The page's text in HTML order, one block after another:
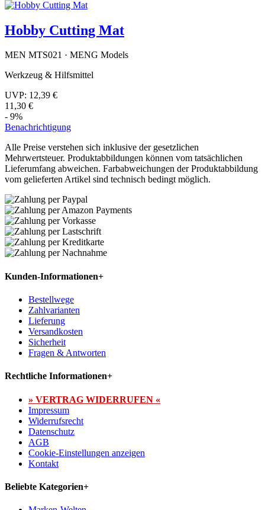
Hobby Cutting Mat
MEN MTS021 · MENG Models
Werkzeug & Hilfsmittel
UVP: 12,39 €
11,30 €
- 9%
Benachrichtigung
Alle Preise verstehen sich inklusive der gesetzlichen
Mehrwertsteuer. Produktabbildungen können vom tatsächlichen
Lieferumfang abweichen. Farbabweichungen der Produktabbildung
vom gelieferten Artikel sind technisch bedingt möglich.
Kunden-Informationen+
Bestellwege
Zahlvarianten
Lieferung
Versandkosten
Sicherheit
Fragen & Antworten
Rechtliche Informationen+
» VERTRAG WIDERRUFEN «
Impressum
Widerrufsrecht
Datenschutz
AGB
Cookie-Einstellungen anzeigen
Kontakt
Beliebte Kategorien+